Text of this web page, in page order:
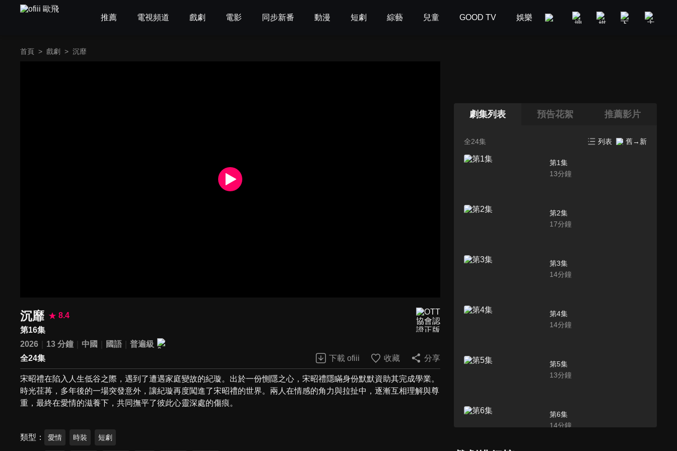
推薦 電視頻道 戲劇 電影 同步新番 動漫 短劇 綜藝 兒童 GOOD TV 娛樂 美食旅遊 新聞政論
首頁 > 戲劇 > 沉靡
沉靡
8.4
第16集
2026
13 分鐘 中國 國語
普遍級
全24集
下載 ofiii 收藏 分享
宋昭禮在陷入人生低谷之際，遇到了遭遇家庭變故的紀璇。出於一份惻隱之心，宋昭禮隱瞞身份默默資助其完成學業。
時光荏苒，多年後的一場突發意外，讓紀璇再度闖進了宋昭禮的世界。兩人在情感的角力與拉扯中，逐漸互相理解與尊
重，最終在愛情的滋養下，共同撫平了彼此心靈深處的傷痕。
類型 愛情 時裝 短劇
劇集列表 預告花絮 推薦影片
全24集 列表 舊→新
第1集
13分鐘
第2集
17分鐘
第3集
14分鐘
第4集
14分鐘
第5集
13分鐘
第6集
14分鐘